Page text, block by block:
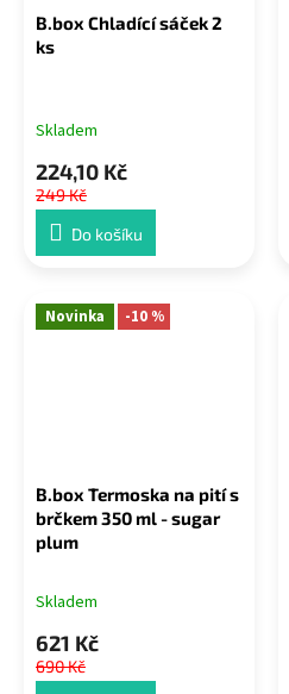
B.box Chladící sáček 2
ks
Skladem
224,10 Kč
249 Kč
Do košíku
Novinka -10 %
B.box Termoska na pití s
brčkem 350 ml - sugar
plum
Skladem
621 Kč
690 Kč